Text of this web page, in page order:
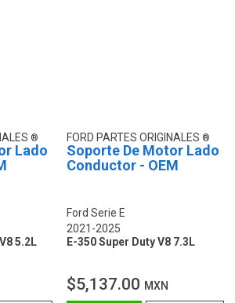
Lado
5.2L
FORD PARTES ORIGINALES
Soporte De Motor Lado
Conductor - OEM
Ford Serie E
2021-2025
E-350 Super Duty V8 7.3L
$5,137.00 MXN